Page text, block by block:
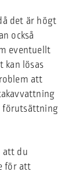
det är högt
också
eventuellt
kan lösas
att
förutsättning
att du
för att